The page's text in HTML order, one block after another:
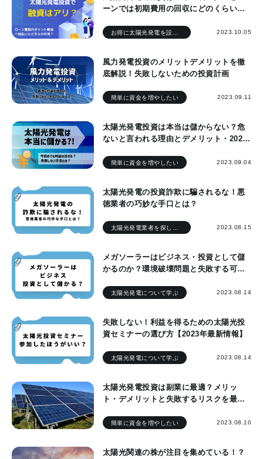
ーンでは初期費用の回収にどのくらい差
お得に太陽光発電を設置したい 2023.10.05
風力発電投資のメリットデメリットを徹
底解説！失敗しないための投資計画
簡単に資金を増やしたい 2023.09.11
太陽光発電投資は本当は儲からない？危
ないと言われる理由とデメリット・2023
簡単に資金を増やしたい 2023.09.04
太陽光発電の投資詐欺に騙されるな！悪
徳業者の巧妙な手口とは？
太陽光発電業者を探している 2023.08.15
メガソーラーはビジネス・投資として儲
かるのか？環境破壊問題と失敗する可能
太陽光発電について学ぶ 2023.08.14
失敗しない！利益を得るための太陽光投
資セミナーの選び方【2023年最新情報】
太陽光発電について学ぶ 2023.08.14
太陽光発電投資は副業に最適？メリッ
ト・デメリットと失敗するリスクを最小
簡単に資金を増やしたい 2023.08.10
太陽光関連の株が注目を集めている！？